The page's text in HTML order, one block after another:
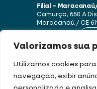
Valorizamos sua
Utilizamos cookies
navegação, exibir
Filial –
Camurça, 650 A
Maracanaú / CE